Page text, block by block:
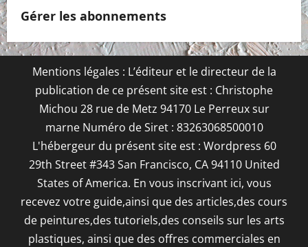
Gérer les abonnements
Mentions légales : L’éditeur et le directeur de la
publication de ce présent site est : Christophe
Michou 28 rue de Metz 94170 Le Perreux sur
marne Numéro de Siret : 83263068500010
L'hébergeur du présent site est : Wordpress 60
29th Street #343 San Francisco, CA 94110 United
States of America. En vous inscrivant ici, vous
recevez votre guide,ainsi que des articles,des cours
de peintures,des tutoriels,des conseils sur les arts
plastiques, ainsi que des offres commerciales en